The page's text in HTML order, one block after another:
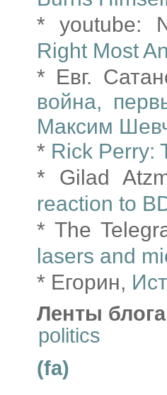
* youtube:
Right Most
* Евг.
война,
Максим
* Rick Perry:
* Gilad
reaction to
* The
lasers and
* Егорин,
Ленты
politics
(fa)